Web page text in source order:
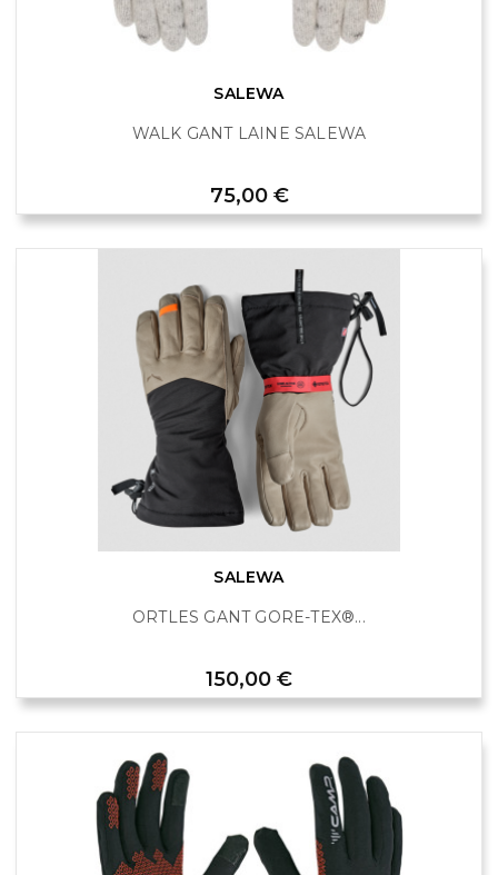
SALEWA
WALK GANT LAINE SALEWA
Prix
75,00 €
SALEWA
ORTLES GANT GORE-TEX®...
Prix
150,00 €